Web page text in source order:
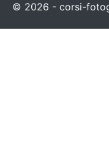
© 2026 - corsi-